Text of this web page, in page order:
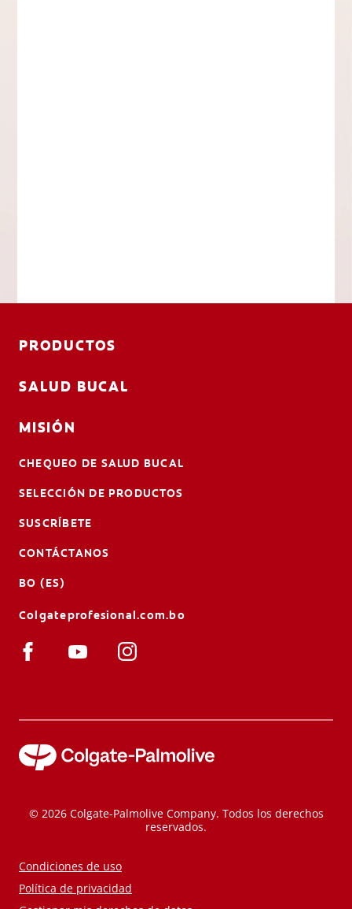
PRODUCTOS
SALUD BUCAL
MISIÓN
CHEQUEO DE SALUD BUCAL
SELECCIÓN DE PRODUCTOS
SUSCRÍBETE
CONTÁCTANOS
BO (ES)
Colgateprofesional.com.bo
© 2026 Colgate-Palmolive Company. Todos los derechos
reservados.
Condiciones de uso
Política de privacidad